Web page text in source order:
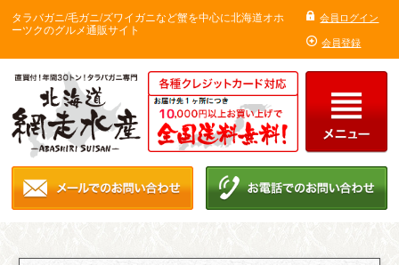
タラバガニ/毛ガニ/ズワイガニなど蟹を中心に北海道オホ
ーツクのグルメ通販サイト
会員ログイン
会員登録